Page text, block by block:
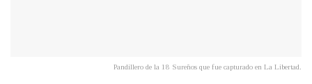
Pandillero de la 18 Sureños que fue capturado en La Libertad.